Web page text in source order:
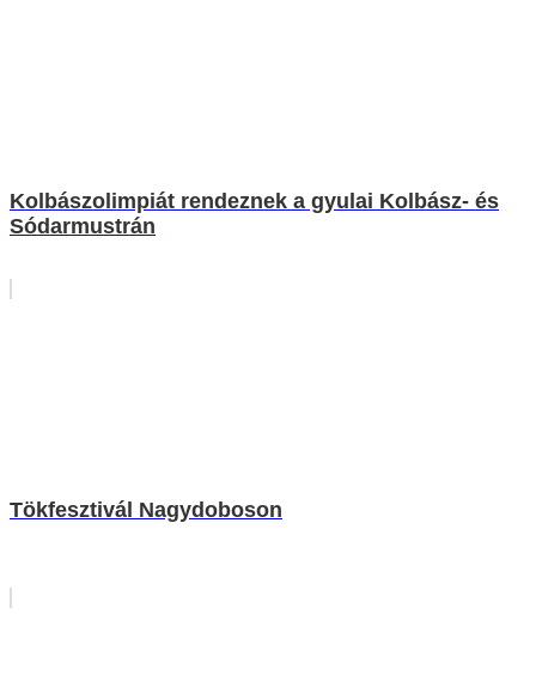
Kolbászolimpiát rendeznek a gyulai Kolbász- és
Sódarmustrán
Tökfesztivál Nagydoboson